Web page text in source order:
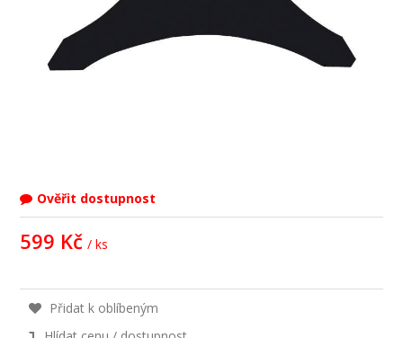
Ověřit dostupnost
599 Kč / ks
Přidat k oblíbeným